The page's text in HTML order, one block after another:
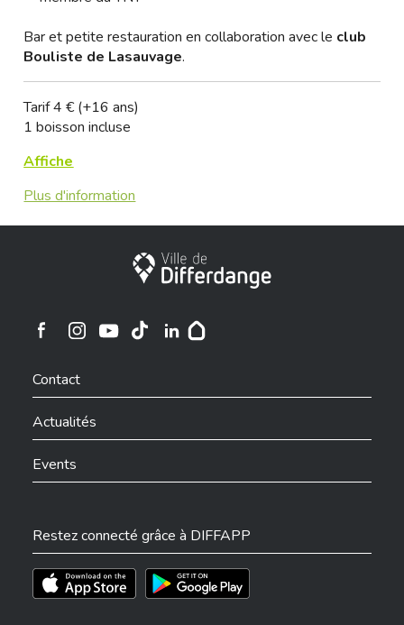
Bar et petite restauration en collaboration avec le club
Bouliste de Lasauvage.
Tarif 4 € (+16 ans)
1 boisson incluse
Affiche
Plus d'information
Ville de Differdange
Ville de Differdange sur Instagram
Contact
Actualités
Events
Restez connecté grâce à DIFFAPP
Téléchargez l'app sur l'App StoreTéléchargez l'app sur Play Store